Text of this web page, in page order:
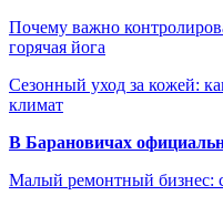
Почему важно
горячая йога
Сезонный уход за кожей:
климат
В Барановичах
Малый ремонтный бизнес: